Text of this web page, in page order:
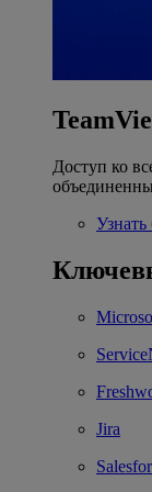
Доступ ко
Jira